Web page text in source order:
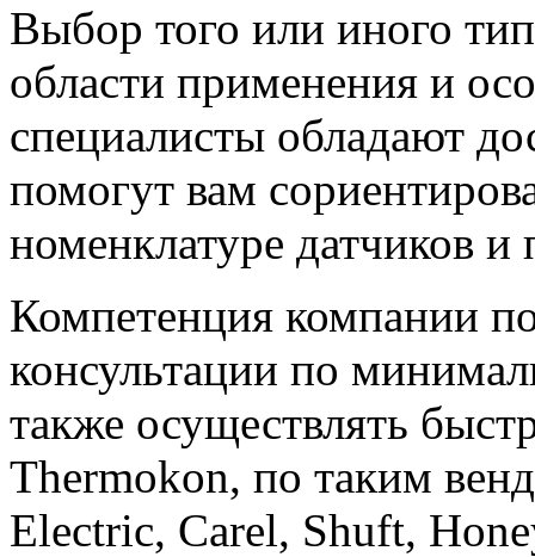
Выбор того или иного
области применения и
специалисты обладают
помогут вам
номенклатуре датчиков и
Компетенция компании
консультации по
также осуществлять
Thermokon, по таким
Electric, Carel, Shuft,